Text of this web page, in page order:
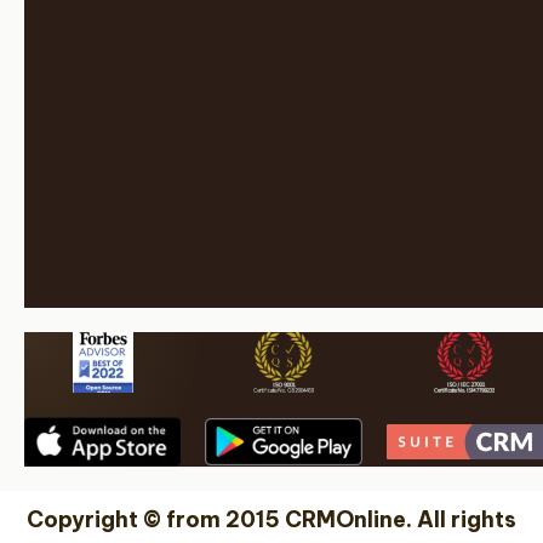
Copyright © from 2015 CRMOnline. All rights